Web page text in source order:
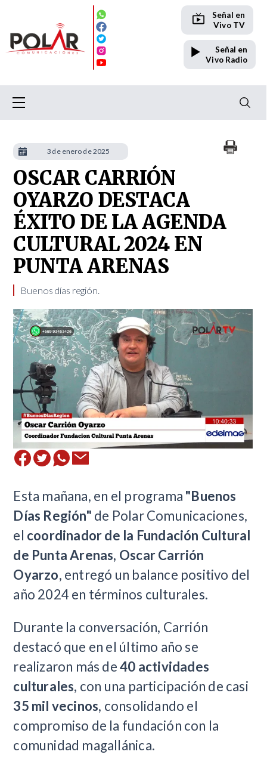
Señal en
Vivo TV
Señal en
Vivo Radio
OSCAR CARRIÓN
OYARZO DESTACA
ÉXITO DE LA AGENDA
CULTURAL 2024 EN
PUNTA ARENAS
Buenos días región.
Esta mañana, en el programa "Buenos
Días Región" de Polar Comunicaciones,
el coordinador de la Fundación Cultural
de Punta Arenas, Oscar Carrión
Oyarzo, entregó un balance positivo del
año 2024 en términos culturales.
Durante la conversación, Carrión
destacó que en el último año se
realizaron más de40 actividades
culturales, con una participación de casi
35 mil vecinos, consolidando el
compromiso de la fundación con la
comunidad magallánica.
3 de enero de 2025